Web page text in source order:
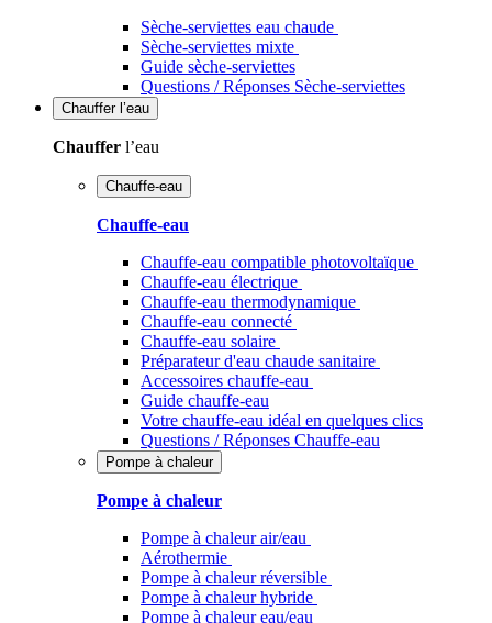
Sèche-serviettes eau chaude
Sèche-serviettes mixte
Guide sèche-serviettes
Questions / Réponses Sèche-serviettes
Chauffer l’eau
Chauffer l’eau
Chauffe-eau
Chauffe-eau
Chauffe-eau compatible photovoltaïque
Chauffe-eau électrique
Chauffe-eau thermodynamique
Chauffe-eau connecté
Chauffe-eau solaire
Préparateur d'eau chaude sanitaire
Accessoires chauffe-eau
Guide chauffe-eau
Votre chauffe-eau idéal en quelques clics
Questions / Réponses Chauffe-eau
Pompe à chaleur
Pompe à chaleur
Pompe à chaleur air/eau
Aérothermie
Pompe à chaleur réversible
Pompe à chaleur hybride
Pompe à chaleur​ eau/eau